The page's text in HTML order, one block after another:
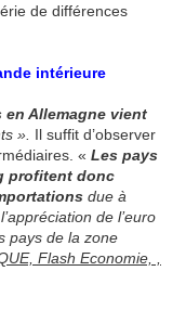
de différences
intérieure
Allemagne vient
». Il suffit d’observer
« Les pays
profitent donc
due à
de l’euro
pays de la zone
Flash Economie, ,